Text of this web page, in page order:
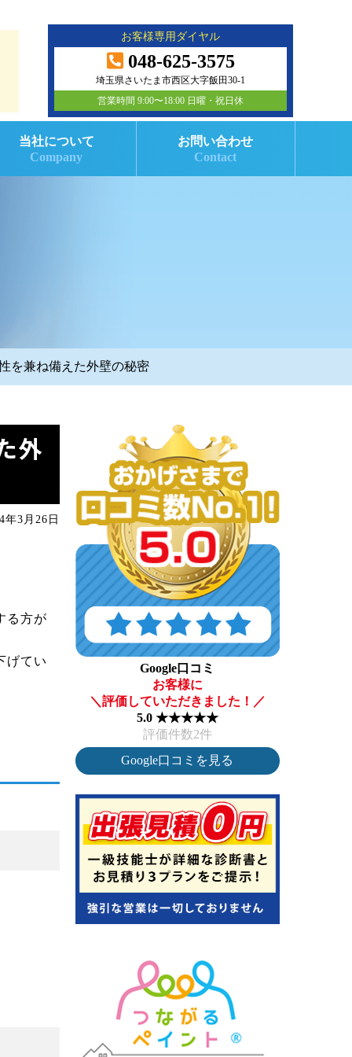
お客様専用ダイヤル
048-625-3575
埼玉県さいたま市西区大字飯田30-1
営業時間 9:00〜18:00 日曜・祝日休
当社について
Company
お問い合わせ
Contact
を兼ね備えた外壁の秘密
外
年3月26日
る方が
げてい
Google口コミ
お客様に
＼評価していただきました！／
5.0 ★★★★★
評価件数2件
Google口コミを見る